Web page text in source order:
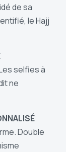
le Hajj
ne
Double